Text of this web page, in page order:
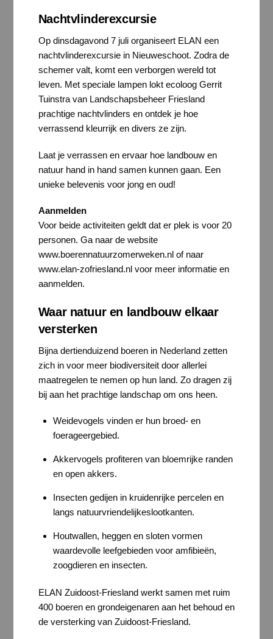
Nachtvlinderexcursie
Op dinsdagavond 7 juli organiseert ELAN een
nachtvlinderexcursie in Nieuweschoot. Zodra de
schemer valt, komt een verborgen wereld tot
leven. Met speciale lampen lokt ecoloog Gerrit
Tuinstra van Landschapsbeheer Friesland
prachtige nachtvlinders en ontdek je hoe
verrassend kleurrijk en divers ze zijn.
Laat je verrassen en ervaar hoe landbouw en
natuur hand in hand samen kunnen gaan. Een
unieke belevenis voor jong en oud!
Aanmelden
Voor beide activiteiten geldt dat er plek is voor 20
personen. Ga naar de website
www.boerennatuurzomerweken.nl of naar
www.elan-zofriesland.nl voor meer informatie en
aanmelden.
Waar natuur en landbouw elkaar
versterken
Bijna dertienduizend boeren in Nederland zetten
zich in voor meer biodiversiteit door allerlei
maatregelen te nemen op hun land. Zo dragen zij
bij aan het prachtige landschap om ons heen.
Weidevogels vinden er hun broed- en
foerageergebied.
Akkervogels profiteren van bloemrijke randen
en open akkers.
Insecten gedijen in kruidenrijke percelen en
langs natuurvriendelijkeslootkanten.
Houtwallen, heggen en sloten vormen
waardevolle leefgebieden voor amfibieën,
zoogdieren en insecten.
ELAN Zuidoost-Friesland werkt samen met ruim
400 boeren en grondeigenaren aan het behoud en
de versterking van Zuidoost-Friesland.